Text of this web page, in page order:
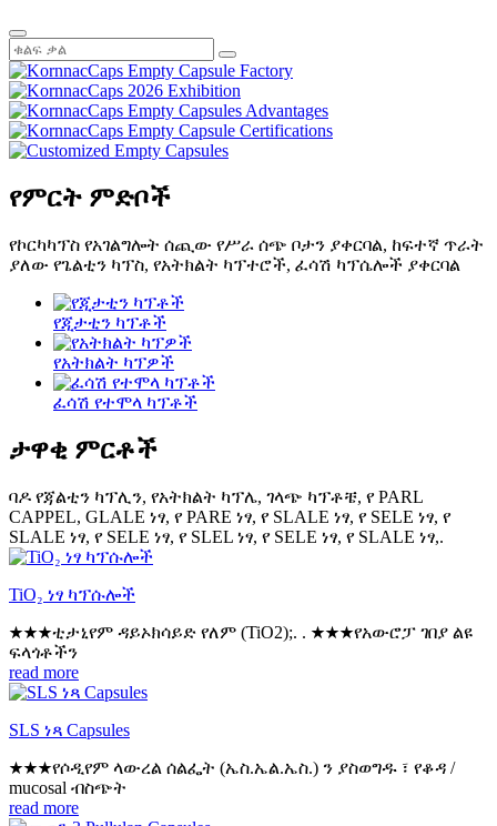
የምርት ምድቦች
የኮርካካፕስ የአገልግሎት ሰጪው የሥራ ሰጭ ቦታን ያቀርባል, ከፍተኛ ጥራት
ያለው የጌልቲን ካፕስ, የአትክልት ካፕተሮች, ፈሳሽ ካፕሴሎች ያቀርባል
የጂታቲን ካፕቶች
የአትክልት ካፕዎች
ፈሳሽ የተሞላ ካፕቶች
ታዋቂ ምርቶች
ባዶ የጃልቲን ካፕሊን, የአትክልት ካፕሌ, ገላጭ ካፕቶቼ, የ PARL
CAPPEL, GLALE ነፃ, የ PARE ነፃ, የ SLALE ነፃ, የ SELE ነፃ, የ
SLALE ነፃ, የ SELE ነፃ, የ SLEL ነፃ, የ SELE ነፃ, የ SLALE ነፃ,.
TiO₂ ነፃ ካፕሱሎች
★★★ቲታኒየም ዳይኦክሳይድ የለም (TiO2);. . ★★★የአውሮፓ ገበያ ልዩ
ፍላጎቶችን
read more
SLS ነጻ Capsules
★★★የሶዲየም ላውረል ሰልፌት (ኤስ.ኤል.ኤስ.) ን ያስወግዱ ፣ የቆዳ /
mucosal ብስጭት
read more